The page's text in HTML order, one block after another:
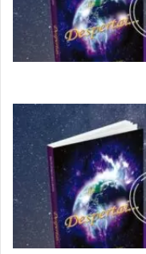
d
ã
P
e
s
o
o